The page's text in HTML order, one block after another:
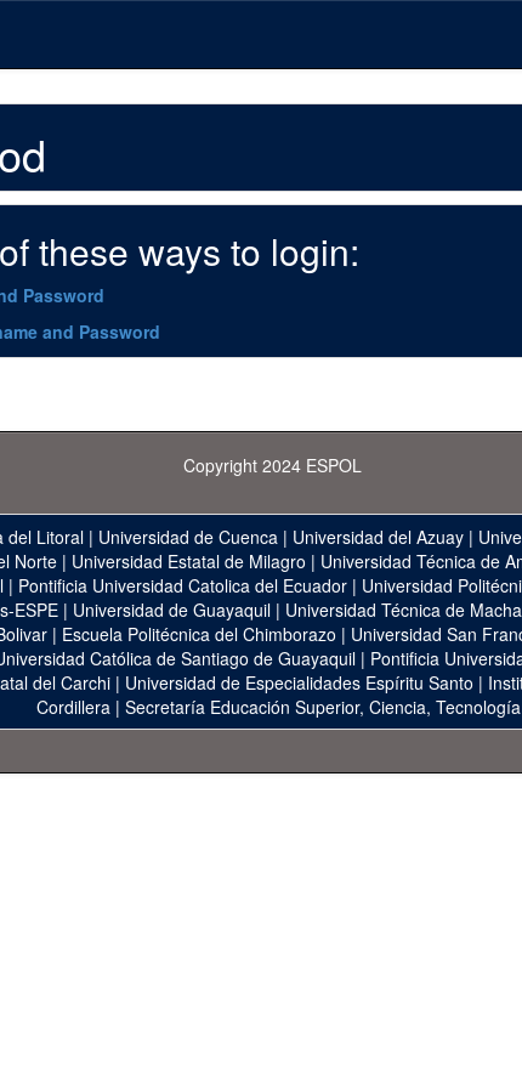
these ways to login:
Password
and Password
Copyright 2024 ESPOL
del Litoral | Universidad de Cuenca | Universidad del Azuay |
Norte| Universidad Estatal de Milagro | Universidad Técnica de
| Pontificia Universidad Catolica del Ecuador| Universidad
ESPE | Universidad de Guayaquil | Universidad Técnica de
| Escuela Politécnica del Chimborazo | Universidad San
Católica de Santiago de Guayaquil | Pontificia
del Carchi | Universidad de Especialidades Espíritu Santo |
Cordillera| Secretaría Educación Superior, Ciencia,